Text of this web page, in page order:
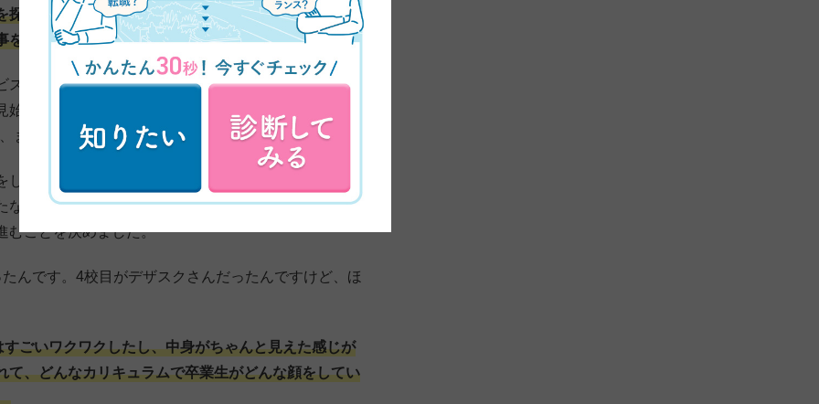
していて、パートや業務委託、サービスを作って販
を変えたいと思ったんですね。
を作るというよりかは、サポート業だったり依頼し
めました。そこで、在宅の仕事を見ていると、WEB
まず候補にあがりました。
たり。自分でサービスを作るとサイトも自分で作ら
なかったなという思いも重なり…。「ちゃんと作れる
むことを決めました。
んです。4校目がデザスクさんだったんですけど、ほ
ごいワクワクしたし、中身がちゃんと見えた感じが
、どんなカリキュラムで卒業生がどんな顔をしてい